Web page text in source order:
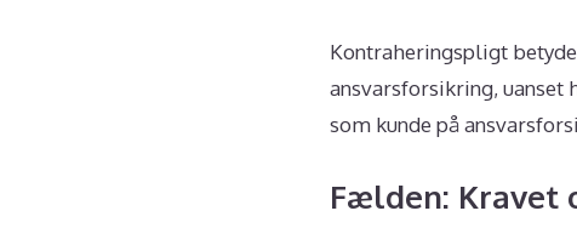
Kontraheringspligt
ansvarsforsikring, uanset
som kunde på
Fælden: Kravet